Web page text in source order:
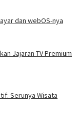
dan webOS-nya
Jajaran TV Premium
Serunya Wisata